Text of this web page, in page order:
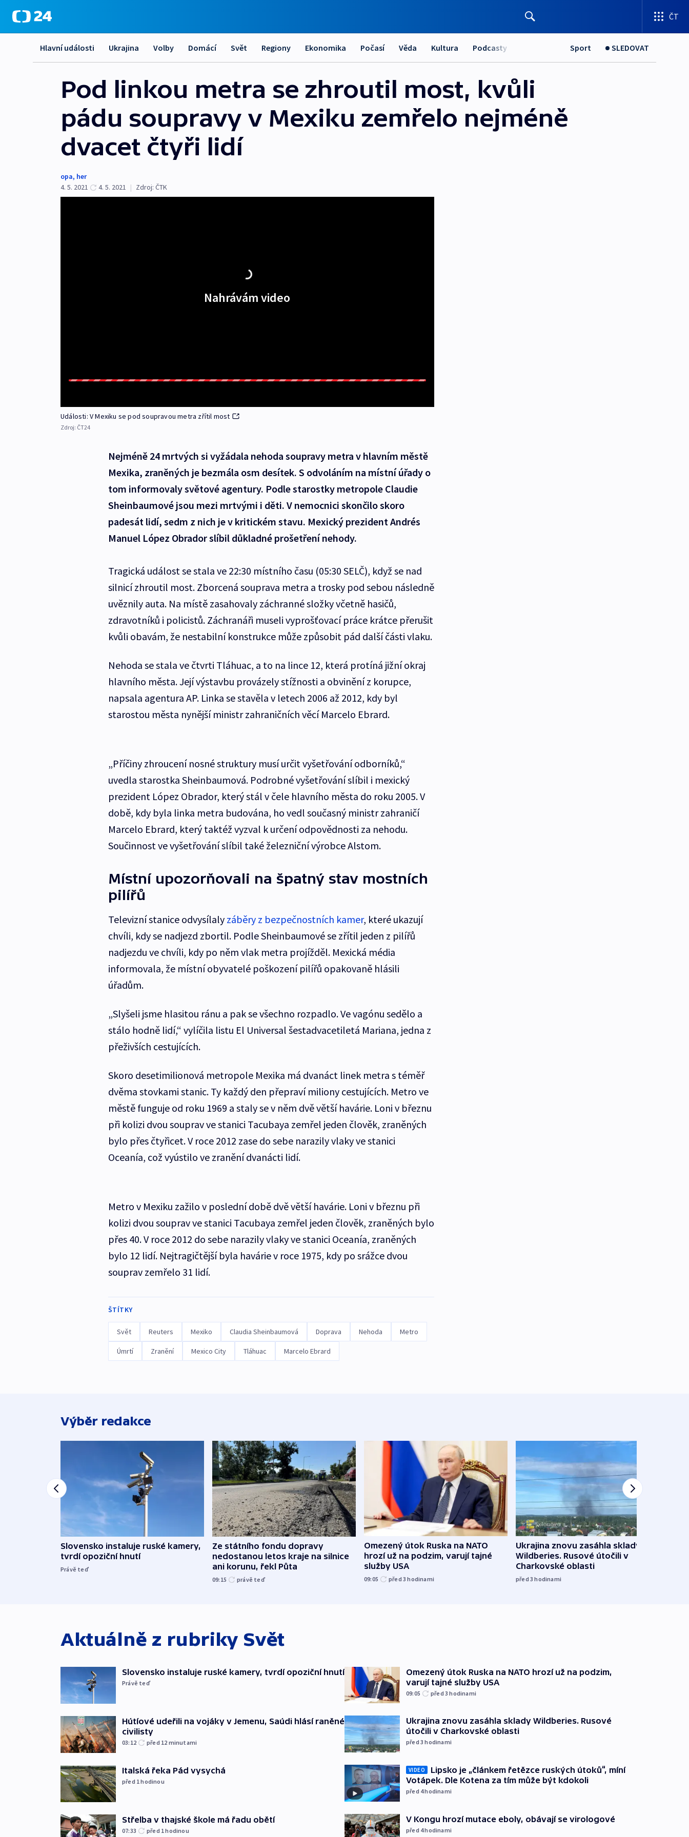
ČT
Hlavní události Ukrajina Volby Domácí Svět Regiony Ekonomika Počasí Věda Kultura Podcasty Sport SLEDOVAT
Pod linkou metra se zhroutil most, kvůli
pádu soupravy v Mexiku zemřelo nejméně
dvacet čtyři lidí
opa, her
4. 5. 2021
4. 5. 2021 | Zdroj: ČTK
Nahrávám video
Události: V Mexiku se pod soupravou metra zřítil most
Zdroj: ČT24
Nejméně 24 mrtvých si vyžádala nehoda soupravy metra v hlavním městě
Mexika, zraněných je bezmála osm desítek. S odvoláním na místní úřady o
tom informovaly světové agentury. Podle starostky metropole Claudie
Sheinbaumové jsou mezi mrtvými i děti. V nemocnici skončilo skoro
padesát lidí, sedm z nich je v kritickém stavu. Mexický prezident Andrés
Manuel López Obrador slíbil důkladné prošetření nehody.
Tragická událost se stala ve 22:30 místního času (05:30 SELČ), když se nad
silnicí zhroutil most. Zborcená souprava metra a trosky pod sebou následně
uvěznily auta. Na místě zasahovaly záchranné složky včetně hasičů,
zdravotníků i policistů. Záchranáři museli vyprošťovací práce krátce přerušit
kvůli obavám, že nestabilní konstrukce může způsobit pád další části vlaku.
Nehoda se stala ve čtvrti Tláhuac, a to na lince 12, která protíná jižní okraj
hlavního města. Její výstavbu provázely stížnosti a obvinění z korupce,
napsala agentura AP. Linka se stavěla v letech 2006 až 2012, kdy byl
starostou města nynější ministr zahraničních věcí Marcelo Ebrard.
„Příčiny zhroucení nosné struktury musí určit vyšetřování odborníků,“
uvedla starostka Sheinbaumová. Podrobné vyšetřování slíbil i mexický
prezident López Obrador, který stál v čele hlavního města do roku 2005. V
době, kdy byla linka metra budována, ho vedl současný ministr zahraničí
Marcelo Ebrard, který taktéž vyzval k určení odpovědnosti za nehodu.
Součinnost ve vyšetřování slíbil také železniční výrobce Alstom.
Místní upozorňovali na špatný stav mostních
pilířů
Televizní stanice odvysílaly záběry z bezpečnostních kamer, které ukazují
chvíli, kdy se nadjezd zbortil. Podle Sheinbaumové se zřítil jeden z pilířů
nadjezdu ve chvíli, kdy po něm vlak metra projížděl. Mexická média
informovala, že místní obyvatelé poškození pilířů opakovaně hlásili
úřadům.
„Slyšeli jsme hlasitou ránu a pak se všechno rozpadlo. Ve vagónu sedělo a
stálo hodně lidí,“ vylíčila listu El Universal šestadvacetiletá Mariana, jedna z
přeživších cestujících.
Skoro desetimilionová metropole Mexika má dvanáct linek metra s téměř
dvěma stovkami stanic. Ty každý den přepraví miliony cestujících. Metro ve
městě funguje od roku 1969 a staly se v něm dvě větší havárie. Loni v březnu
při kolizi dvou souprav ve stanici Tacubaya zemřel jeden člověk, zraněných
bylo přes čtyřicet. V roce 2012 zase do sebe narazily vlaky ve stanici
Oceanía, což vyústilo ve zranění dvanácti lidí.
Metro v Mexiku zažilo v poslední době dvě větší havárie. Loni v březnu při
kolizi dvou souprav ve stanici Tacubaya zemřel jeden člověk, zraněných bylo
přes 40. V roce 2012 do sebe narazily vlaky ve stanici Oceanía, zraněných
bylo 12 lidí. Nejtragičtější byla havárie v roce 1975, kdy po srážce dvou
souprav zemřelo 31 lidí.
ŠTÍTKY
Svět Reuters Mexiko Claudia Sheinbaumová Doprava Nehoda Metro
Úmrtí Zranění Mexico City Tláhuac Marcelo Ebrard
Výběr redakce
Slovensko instaluje ruské kamery,
tvrdí opoziční hnutí
Právě teď
Ze státního fondu dopravy
nedostanou letos kraje na silnice
ani korunu, řekl Půta
09:15 právě teď
Omezený útok Ruska na NATO
hrozí už na podzim, varují tajné
služby USA
09:05 před 3hodinami
Ukrajina znovu zasáhla sklady
Wildberies. Rusové útočili v
Charkovské oblasti
před 3hodinami
Aktuálně z rubriky Svět
Slovensko instaluje ruské kamery, tvrdí opoziční hnutí
Právě teď
Hútíové udeřili na vojáky v Jemenu, Saúdi hlásí raněné
civilisty
03:12 před 12 minutami
Italská řeka Pád vysychá
před 1hodinou
Střelba v thajské škole má řadu obětí
07:33 před 1hodinou
Omezený útok Ruska na NATO hrozí už na podzim,
varují tajné služby USA
09:05 před 3hodinami
Ukrajina znovu zasáhla sklady Wildberies. Rusové
útočili v Charkovské oblasti
před 3hodinami
VIDEO
Lipsko je „článkem řetězce ruských útoků“, míní
Votápek. Dle Kotena za tím může být kdokoli
před 4hodinami
V Kongu hrozí mutace eboly, obávají se virologové
před 4hodinami